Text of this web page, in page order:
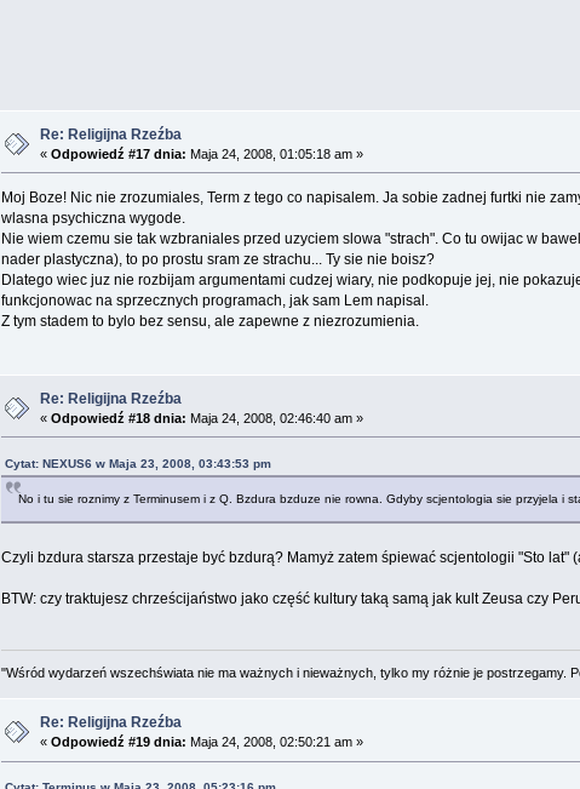
Re: Religijna Rzeźba
« Odpowiedź #17 dnia: Maja 24, 2008, 01:05:18 am »
Moj Boze! Nic nie zrozumiales, Term z tego co napisalem. Ja sobie zadnej furtki nie
wlasna psychiczna wygode.
Nie wiem czemu sie tak wzbraniales przed uzyciem slowa "strach". Co tu owijac w
nader plastyczna), to po prostu sram ze strachu... Ty sie nie boisz?
Dlatego wiec juz nie rozbijam argumentami cudzej wiary, nie podkopuje jej, nie
funkcjonowac na sprzecznych programach, jak sam Lem napisal.
Z tym stadem to bylo bez sensu, ale zapewne z niezrozumienia.
Re: Religijna Rzeźba
« Odpowiedź #18 dnia: Maja 24, 2008, 02:46:40 am »
Cytat: NEXUS6 w Maja 23, 2008, 03:43:53 pm
No i tu sie roznimy z Terminusem i z Q. Bzdura bzduze nie rowna. Gdyby scjentologia sie przyjela i
Czyli bzdura starsza przestaje być bzdurą? Mamyż zatem śpiewać scjentologii "Sto
BTW: czy traktujesz chrześcijaństwo jako część kultury taką samą jak kult Zeusa czy
"Wśród wydarzeń wszechświata nie ma ważnych i nieważnych, tylko my różnie je postrzegamy.
Re: Religijna Rzeźba
« Odpowiedź #19 dnia: Maja 24, 2008, 02:50:21 am »